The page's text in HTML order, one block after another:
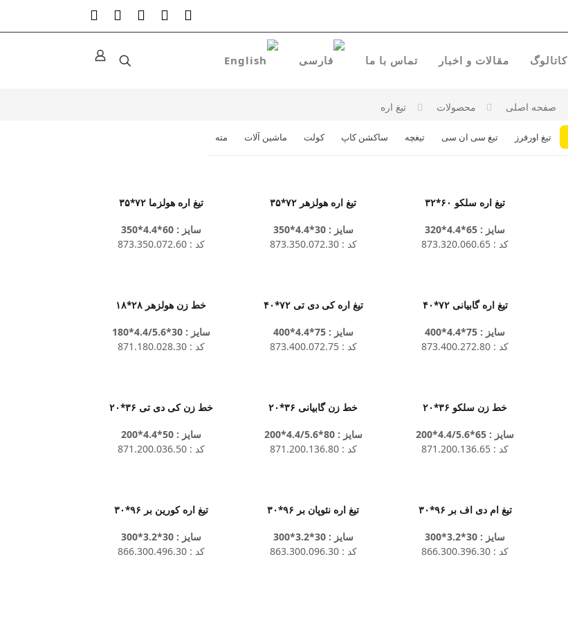
کاتالوگ مقالات و اخبار تماس با ما
صفحه اصلی محصولات تیغ اره
تیغ اورفرز تیغ سی ان سی تیغچه ساکشن کاپ کولت ماشین آلات مته
تیغ اره سلکو ۶۰*۳۲
سایز : 65*4.4*320
کد : 873.320.060.65
تیغ اره هولزهر ۷۲*۳۵
سایز : 30*4.4*350
کد : 873.350.072.30
تیغ اره هولزما ۷۲*۳۵
سایز : 60*4.4*350
کد : 873.350.072.60
تیغ اره گابیانی ۷۲*۴۰
سایز : 75*4.4*400
کد : 873.400.272.80
تیغ اره کی دی تی ۷۲*۴۰
سایز : 75*4.4*400
کد : 873.400.072.75
خط زن هولزهر ۲۸*۱۸
سایز : 30*4.4/5.6*180
کد : 871.180.028.30
خط زن سلکو ۳۶*۲۰
سایز : 65*4.4/5.6*200
کد : 871.200.136.65
خط زن گابیانی ۳۶*۲۰
سایز : 80*4.4/5.6*200
کد : 871.200.136.80
خط زن کی دی تی ۳۶*۲۰
سایز : 50*4.4*200
کد : 871.200.036.50
تیغ ام دی اف بر ۹۶*۳۰
سایز : 30*3.2*300
کد : 866.300.396.30
تیغ اره نئوپان بر ۹۶*۳۰
سایز : 30*3.2*300
کد : 863.300.096.30
تیغ اره کورین بر ۹۶*۳۰
سایز : 30*3.2*300
کد : 866.300.496.30